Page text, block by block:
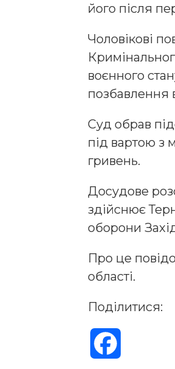
його після
Чоловікові
воєнного
позбавлення
Суд обрав
під вартою з
гривень.
Досудове
здійснює
оборони
Про це
області.
Поділитися: